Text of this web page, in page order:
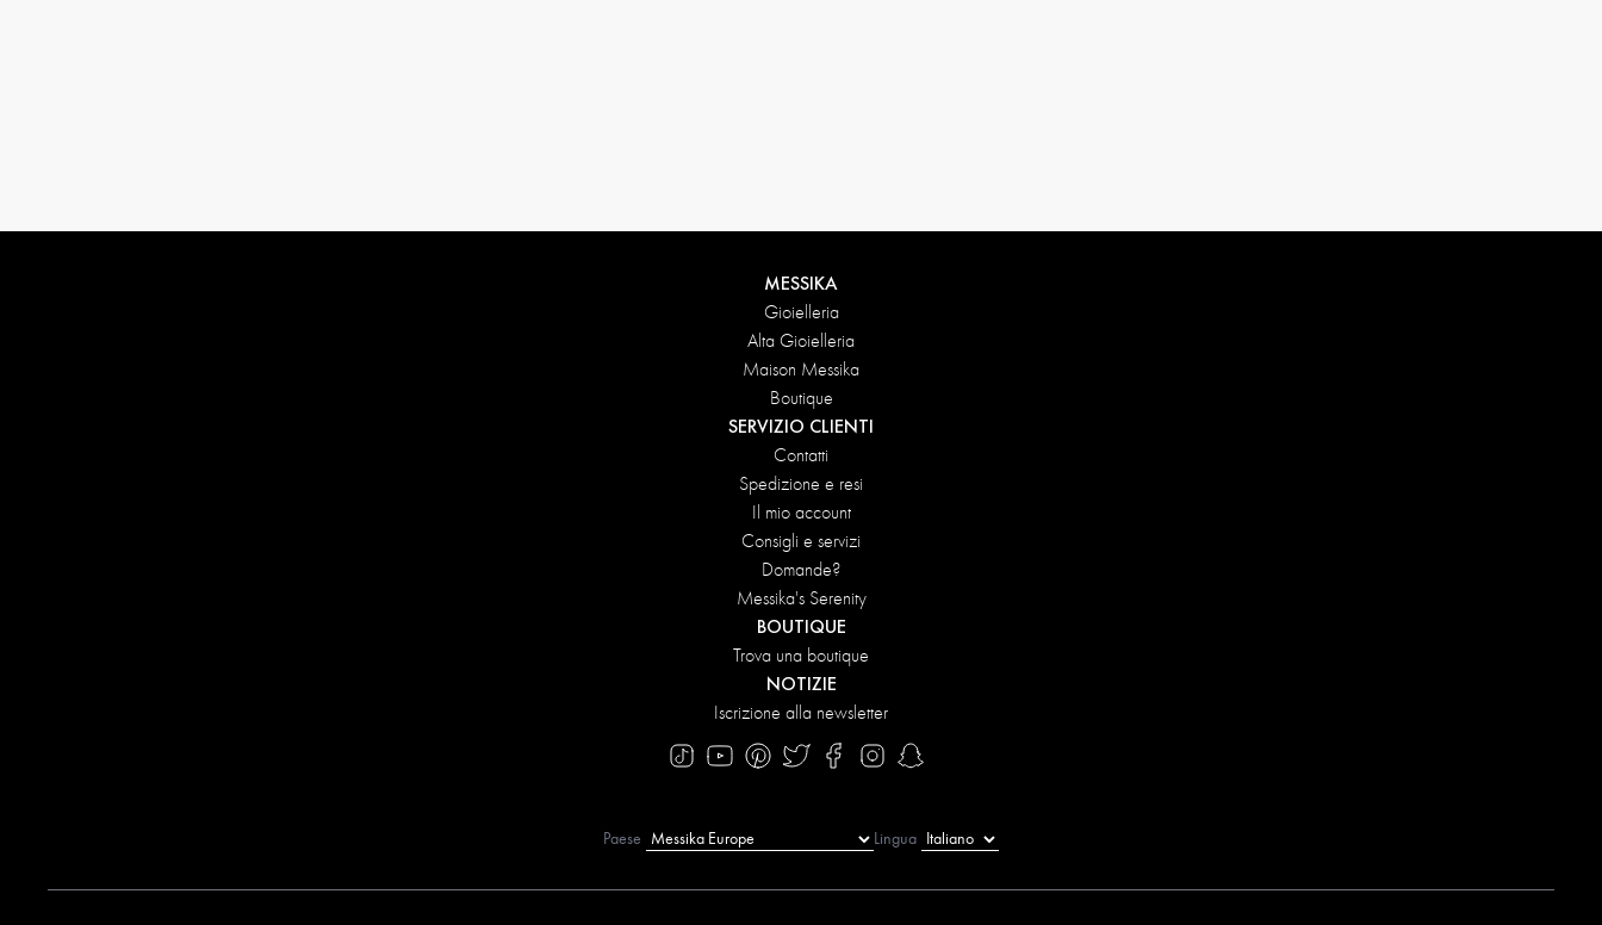
MESSIKA
Gioielleria
Alta Gioielleria
Maison Messika
Boutique
SERVIZIO CLIENTI
Contatti
Spedizione e resi
Il mio account
Consigli e servizi
Domande?
Messika's Serenity
BOUTIQUE
Trova una boutique
NOTIZIE
Iscrizione alla newsletter
Paese Lingua